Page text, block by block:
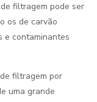
filtragem pode ser
os de carvão
e contaminantes
filtragem por
uma grande